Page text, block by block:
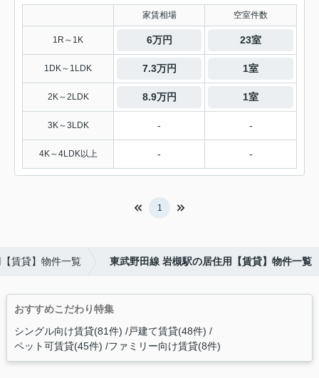
家賃相場 空室件数
1R～1K 6万円 23室
1DK～1LDK 7.3万円 1室
2K～2LDK 8.9万円 1室
3K～3LDK - -
4K～4LDK以上 - -
1
賃貸】物件一覧 東武野田線 岩槻駅の居住用【賃貸】物件一覧
おすすめこだわり特集
シングル向け賃貸(81件) 戸建て賃貸(48件)
ペット可賃貸(45件) ファミリー向け賃貸(8件)